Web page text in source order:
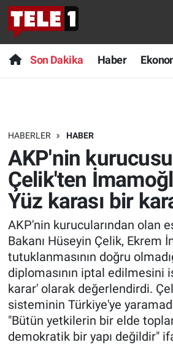
Son Dakika Haber
HABERLER HABER
AKP'nin
Çelik'ten
Yüz karası bir
AKP'nin kurucularından olan
Bakanı Hüseyin Çelik, Ekrem
tutuklanmasının doğru
diplomasının iptal edilmesini
karar' olarak değerlendirdi.
sisteminin Türkiye'ye
"Bütün yetkilerin bir elde
demokratik bir yapı değildir"
Anında Manşet
Başka Sohbetler
Bilim turu
Bilim ve Teknoloji Evreni
Doğa Konuşuyor
Dünya
Ege Saati
Ege'den Esintiler
Eğitim
Son Dakika
Haber
Dünya
Teknoloji
Sağlık
Spor
Yayın Akışı
İletişim
Nöbetçi Eczaneler
Hava Durumu
Trafik Durumu
Süper Lig Puan Durumu ve
Tüm Manşetler
Son Dakika Haberleri
Haber Arşivi